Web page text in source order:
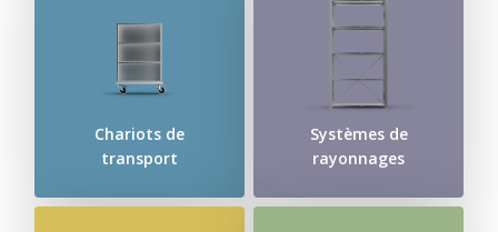
Chariots de
transport
Systèmes de
rayonnages